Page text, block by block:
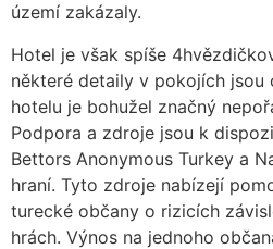
území zakázaly.
Hotel je však spíše
některé detaily v pokojích jsou
hotelu je bohužel značný
Podpora a zdroje jsou k
Bettors Anonymous Turkey a
hraní. Tyto zdroje nabízejí
turecké občany o rizicích
hrách. Výnos na jednoho